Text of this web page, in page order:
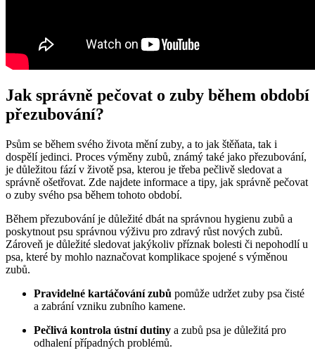
Jak správně pečovat o zuby během období
přezubování?
Psům se během svého života mění zuby, a to jak štěňata, tak i
dospělí jedinci. Proces výměny zubů, známý také jako přezubování,
je důležitou fází v životě psa, kterou je třeba pečlivě sledovat a
správně ošetřovat. Zde najdete informace a tipy, jak správně pečovat
o zuby svého psa během tohoto období.
Během přezubování je důležité dbát na správnou hygienu zubů a
poskytnout psu správnou výživu pro zdravý růst nových zubů.
Zároveň je důležité sledovat jakýkoliv příznak bolesti či nepohodlí u
psa, které by mohlo naznačovat komplikace spojené s výměnou
zubů.
Pravidelné kartáčování zubů pomůže udržet zuby psa čisté
a zabrání vzniku zubního kamene.
Pečlivá kontrola ústní dutiny a zubů psa je důležitá pro
odhalení případných problémů.